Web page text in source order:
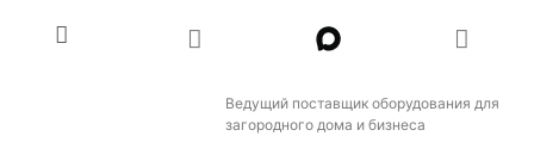
Ведущий поставщик оборудования для
загородного дома и бизнеса